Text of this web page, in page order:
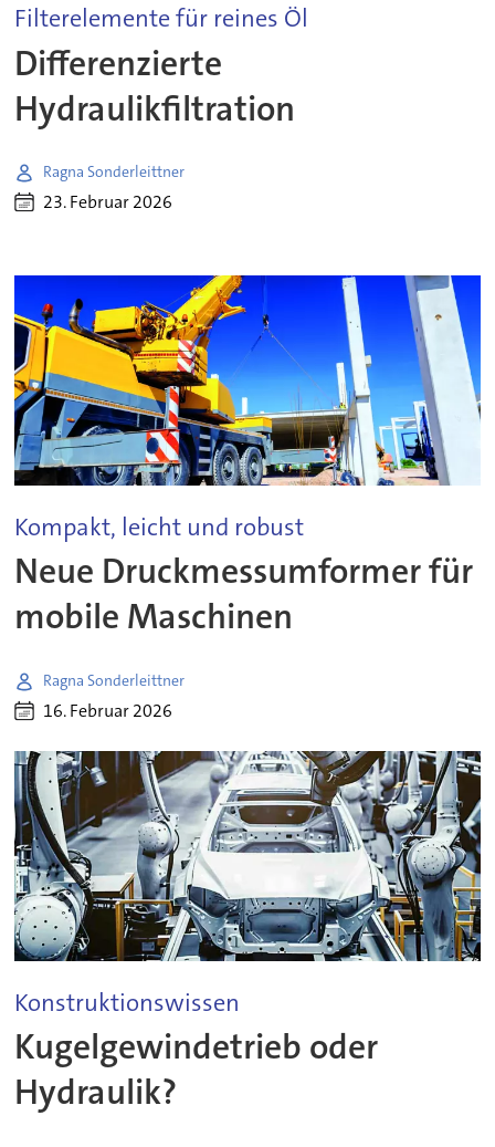
Filterelemente für reines Öl
Differenzierte
Hydraulikfiltration
Ragna Sonderleittner
23. Februar 2026
Kompakt, leicht und robust
Neue Druckmessumformer für
mobile Maschinen
Ragna Sonderleittner
16. Februar 2026
Konstruktionswissen
Kugelgewindetrieb oder
Hydraulik?